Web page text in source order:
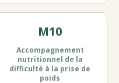
M10
Accompagnement
nutritionnel de la
difficulté à la prise de
poids